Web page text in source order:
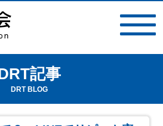
記事
DRT BLOG